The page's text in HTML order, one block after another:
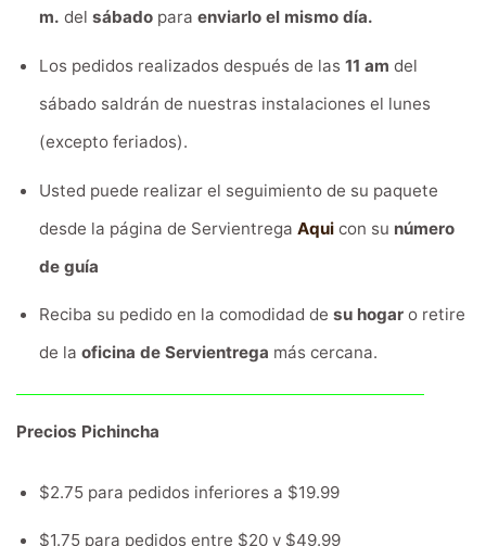
m. del sábadopara enviarlo el mismo día.
Los pedidos realizados después de las 11 am del
sábado saldrán de nuestras instalaciones el lunes
(excepto feriados).
Usted puede realizar el seguimiento de su paquete
desde la página de Servientrega Aquicon su número
de guía
Reciba su pedido en la comodidad de su hogaro retire
de la oficina de Servientrega más cercana.
Precios Pichincha
$2.75 para pedidos inferiores a $19.99
$1.75 para pedidos entre $20 y $49.99